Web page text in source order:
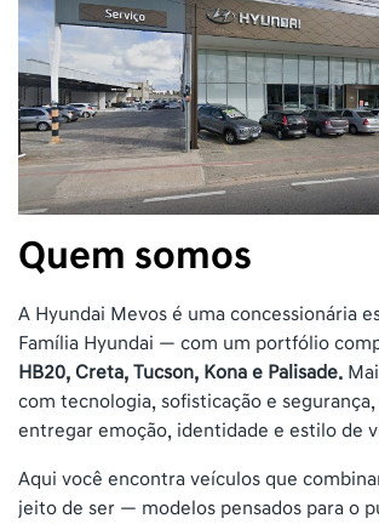
Quem somos
A Hyundai Mevos é uma concessionária
Família Hyundai — com um portfólio
HB20, Creta, Tucson, Kona e Palisade.
com tecnologia, sofisticação e
entregar emoção, identidade e estilo de
Aqui você encontra veículos que
jeito de ser — modelos pensados para o